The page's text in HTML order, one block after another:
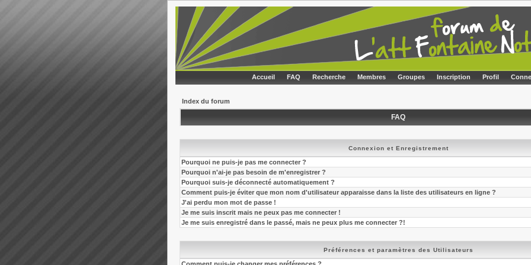
Accueil FAQ Recherche Membres Groupes Inscription Profil
Index du forum
FAQ
Connexion et Enregistrement
Pourquoi ne puis-je pas me connecter ?
Pourquoi n'ai-je pas besoin de m'enregistrer ?
Pourquoi suis-je déconnecté automatiquement ?
Comment puis-je éviter que mon nom d'utilisateur apparaisse dans la liste des utilisateurs en ligne ?
J'ai perdu mon mot de passe !
Je me suis inscrit mais ne peux pas me connecter !
Je me suis enregistré dans le passé, mais ne peux plus me connecter ?!
Préférences et paramètres des Utilisateurs